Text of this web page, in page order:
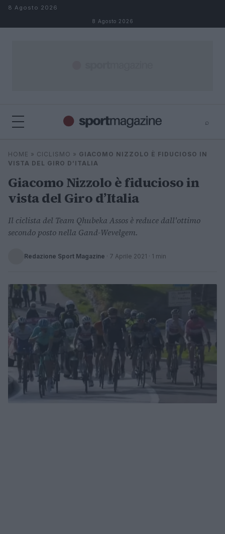
Salta al contenuto
8 Agosto 2026
8 Agosto 2026
⌕
Cerca
⌕
HOME » CICLISMO » GIACOMO NIZZOLO È FIDUCIOSO IN
VISTA DEL GIRO D’ITALIA
Giacomo Nizzolo è fiducioso in
vista del Giro d’Italia
Il ciclista del Team Qhubeka Assos è reduce dall'ottimo
secondo posto nella Gand-Wevelgem.
Redazione Sport Magazine · 7 Aprile 2021 · 1 min